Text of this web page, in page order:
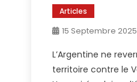
Articles
15 Septembre 2025
L’Argentine ne
territoire contre le